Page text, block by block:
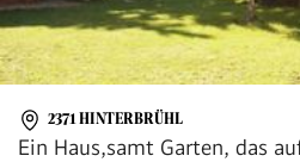
2371 HINTERBRÜHL
Ein Haus,samt Garten, das